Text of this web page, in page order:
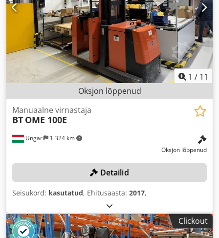
1 / 11
Oksjon lõppenud
Ungari 1 324 km
Manuaalne virnastaja
BT OME 100E
Oksjon lõppenud
Detailid
Seisukord: kasutatud, Ehitusaasta: 2017,
Clickout